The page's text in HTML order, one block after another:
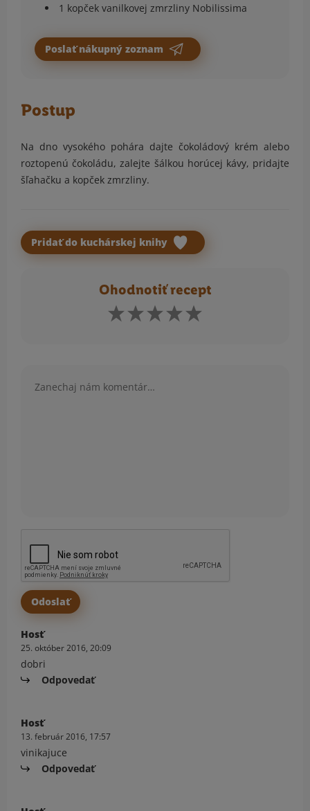
1 kopček vanilkovej zmrzliny Nobilissima
Poslať nákupný zoznam
Postup
Na dno vysokého pohára dajte čokoládový krém alebo
roztopenú čokoládu, zalejte šálkou horúcej kávy, pridajte
šľahačku a kopček zmrzliny.
Pridať do kuchárskej knihy
Ohodnotiť recept
Hosť
25. október 2016, 20:09
dobri
Odpovedať
Hosť
13. február 2016, 17:57
vinikajuce
Odpovedať